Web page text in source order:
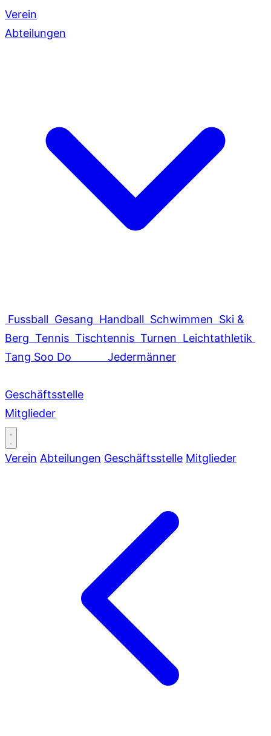
Verein
Abteilungen
Fussball Gesang Handball Schwimmen Ski &
Berg Tennis Tischtennis Turnen Leichtathletik
Tang Soo Do
Jedermänner
Geschäftsstelle
Mitglieder
Verein Abteilungen Geschäftsstelle Mitglieder